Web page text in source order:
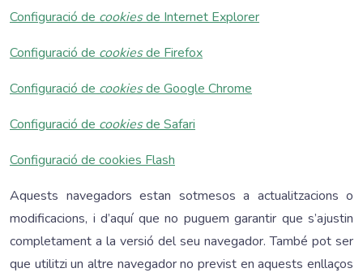
Configuració de cookiesde Internet Explorer
Configuració de cookiesde Firefox
Configuració de cookiesde Google Chrome
Configuració de cookiesde Safari
Configuració de cookies Flash
Aquests navegadors estan sotmesos a actualitzacions o
modificacions, i d’aquí que no puguem garantir que s’ajustin
completament a la versió del seu navegador. També pot ser
que utilitzi un altre navegador no previst en aquests enllaços